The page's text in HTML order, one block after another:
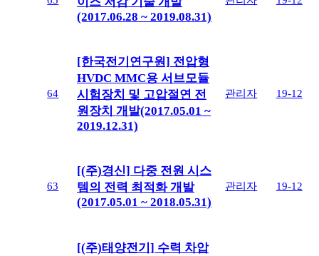
(2017.06.28 ~ 2019.08.31)
64
[한국전기연구원] 전압형
HVDC MMC용 서브모듈
시험장치 및 고압절연 전
원장치 개발(2017.05.01 ~
2019.12.31)
관리자 19-12
63
[(주)경신] 다중 전원 시스
템의 전력 최적화 개발
(2017.05.01 ~ 2018.05.31)
관리자 19-12
[(주)태양전기] 수력 차압